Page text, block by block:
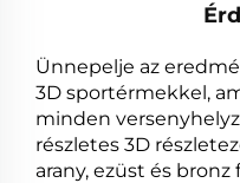
Ünnepelje az
3D sportérmekkel,
minden
részletes 3D
arany, ezüst és